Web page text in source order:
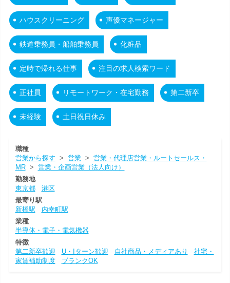
ハウスクリーニング 声優マネージャー
鉄道乗務員・船舶乗務員 化粧品
定時で帰れる仕事 注目の求人検索ワード
正社員 リモートワーク・在宅勤務 第二新卒
未経験 土日祝日休み
職種
営業から探す > 営業> 営業・代理店営業・ルートセールス・
MR> 営業・企画営業（法人向け）
勤務地
東京都
港区
最寄り駅
新橋駅
内幸町駅
業種
半導体・電子・電気機器
特徴
第二新卒歓迎
U・Iターン歓迎 自社商品・メディアあり
社宅・
家賃補助制度
ブランクOK